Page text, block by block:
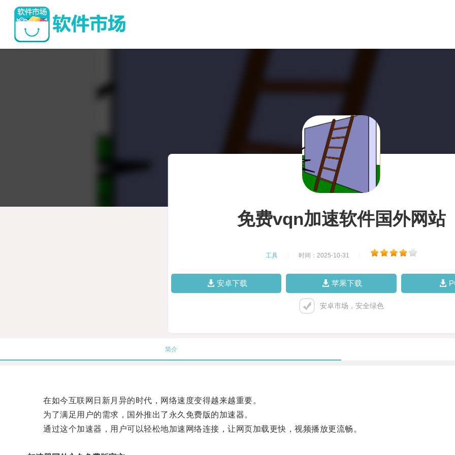
免费vqn加速软件国外网站
工具 时间：2025-10-31
安卓下载 苹果下载
安卓市场，安全绿色
简介
在如今互联网日新月异的时代，网络速度变得越来越重要。
为了满足用户的需求，国外推出了永久免费版的加速器。
通过这个加速器，用户可以轻松地加速网络连接，让网页加载更快，视频播放更流畅。